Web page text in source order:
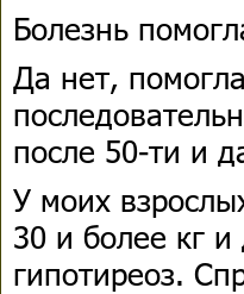
Болезнь
Да нет,
после 50-ти и
У моих
30 и более кг
гипотиреоз.